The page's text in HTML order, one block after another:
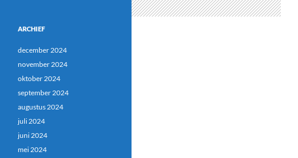
ARCHIEF
december 2024
november 2024
oktober 2024
september 2024
augustus 2024
juli 2024
juni 2024
mei 2024